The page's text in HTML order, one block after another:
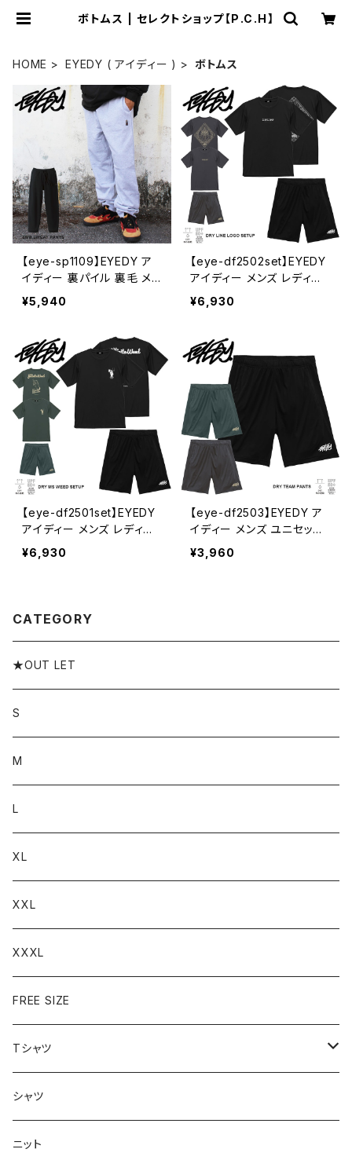
ボトムス | セレクトショップ【P.C.H】
HOME EYEDY ( アイディー ) ボトムス
【eye-sp1109】EYEDY ア
イディー 裏パイル 裏毛 メン
ズ スウェットパンツ 大きい
サイズ ロングパンツ 無地
グレー BLACK HIPHOP
¥5,940
【eye-df2502set】EYEDY
アイディー メンズ レディー
ス ユニセックス 上下セット
アクロポリス調 吸水速乾素
ス 半袖 M L XL XXL かっ
こいい 人気 安い アウトドア
¥6,930
【eye-df2501set】EYEDY
アイディー メンズ レディー
ス ユニセックス 上下セット
HAND 吸水速乾素材 ス
ゃれ ストリート コットン ス
ケート スケボー 通勤 通学
アメカジ M L XL XXL かっ
こいい 人気 安い アウトドア
¥6,930
【eye-df2503】EYEDY ア
イディー メンズ ユニセック
ス HAND 吸水速乾素材 吸
水速乾性 UVケア スポーツ
¥3,960
CATEGORY
★OUT LET
S
M
L
XL
XXL
XXXL
FREE SIZE
Tシャツ
半袖
ロングTシャツ
シャツ
ニット